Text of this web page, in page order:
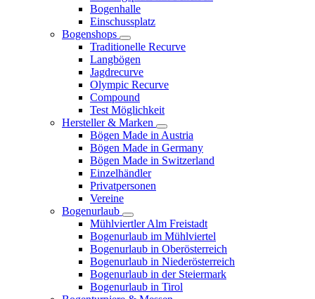
Bogenhalle
Einschussplatz
Bogenshops
Traditionelle Recurve
Langbögen
Jagdrecurve
Olympic Recurve
Compound
Test Möglichkeit
Hersteller & Marken
Bögen Made in Austria
Bögen Made in Germany
Bögen Made in Switzerland
Einzelhändler
Privatpersonen
Vereine
Bogenurlaub
Mühlviertler Alm Freistadt
Bogenurlaub im Mühlviertel
Bogenurlaub in Oberösterreich
Bogenurlaub in Niederösterreich
Bogenurlaub in der Steiermark
Bogenurlaub in Tirol